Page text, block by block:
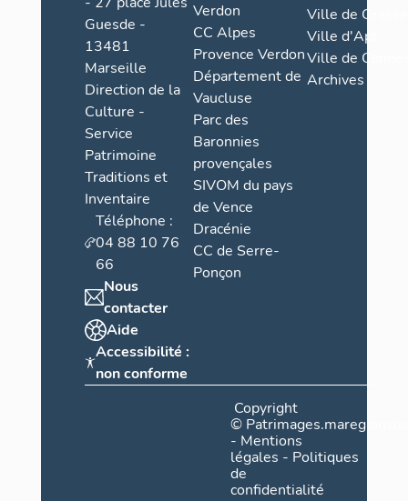
Guesde -
13481
Marseille
Direction de la
Culture -
Service
Patrimoine
Traditions et
Inventaire
Téléphone :
04 88 10 76
66
Nous
contacter
Aide
Accessibilité :
non conforme
Verdon
CC Alpes
Provence Verdon
Département de
Vaucluse
Parc des
Baronnies
provençales
SIVOM du pays
de Vence
Dracénie
CC de Serre-
Ponçon
Ville de Grasse
Ville d'Apt
Ville de
Archives
Copyright
©
- Mentions
légales - Politiques
de
confidentialité